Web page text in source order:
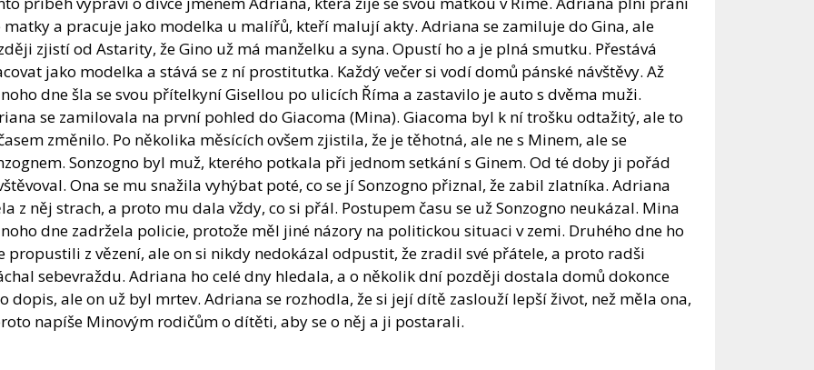
matky a pracuje jako modelka u malířů, kteří malují akty. Adriana se zamiluje do Gina, ale
zjistí od Astarity, že Gino už má manželku a syna. Opustí ho a je plná smutku. Přestává
jako modelka a stává se z ní prostitutka. Každý večer si vodí domů pánské návštěvy. Až
dne šla se svou přítelkyní Gisellou po ulicích Říma a zastavilo je auto s dvěma muži.
se zamilovala na první pohled do Giacoma (Mina). Giacoma byl k ní trošku odtažitý, ale to
změnilo. Po několika měsících ovšem zjistila, že je těhotná, ale ne s Minem, ale se
Sonzogno byl muž, kterého potkala při jednom setkání s Ginem. Od té doby ji pořád
Ona se mu snažila vyhýbat poté, co se jí Sonzogno přiznal, že zabil zlatníka. Adriana
z něj strach, a proto mu dala vždy, co si přál. Postupem času se už Sonzogno neukázal. Mina
dne zadržela policie, protože měl jiné názory na politickou situaci v zemi. Druhého dne ho
propustili z vězení, ale on si nikdy nedokázal odpustit, že zradil své přátele, a proto radši
sebevraždu. Adriana ho celé dny hledala, a o několik dní později dostala domů dokonce
dopis, ale on už byl mrtev. Adriana se rozhodla, že si její dítě zaslouží lepší život, než měla ona,
napíše Minovým rodičům o dítěti, aby se o něj a ji postarali.